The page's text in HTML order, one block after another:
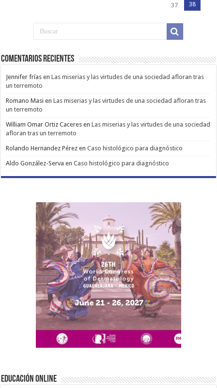
37
38
Comentarios Recientes
Jennifer frías enLas miserias y las virtudes de una sociedad afloran tras
un terremoto
Romano Masi enLas miserias y las virtudes de una sociedad afloran tras
un terremoto
William Omar Ortiz Caceres enLas miserias y las virtudes de una sociedad
afloran tras un terremoto
Rolando Hernandez Pérez enCaso histológico para diagnóstico
Aldo González-Serva enCaso histológico para diagnóstico
EDUCACIÓN ONLINE